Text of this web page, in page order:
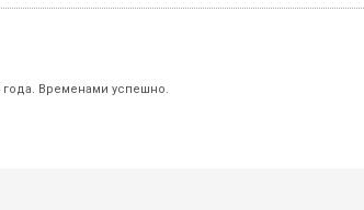
Временами успешно.